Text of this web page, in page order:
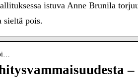
istuva Anne Brunila
sieltä pois.